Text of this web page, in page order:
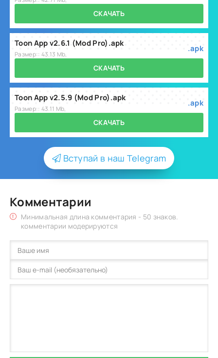
СКАЧАТЬ
Toon App v2.6.1 (Mod Pro).apk
Размер:: 43.13 Mb,
.apk
СКАЧАТЬ
Toon App v2.5.9 (Mod Pro).apk
Размер:: 43.11 Mb,
.apk
СКАЧАТЬ
Вступай в наш Telegram
Комментарии
Минимальная длина комментария - 50 знаков.
комментарии модерируются